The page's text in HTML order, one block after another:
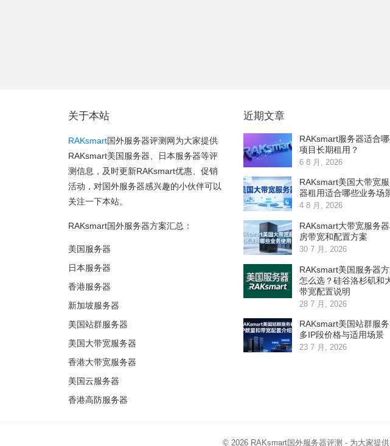
关于本站
RAKsmart国外服务器评测网为大家提供
RAKsmart美国服务器、日本服务器等评
测信息，及时更新RAKsmart优惠、促销
活动，对国外服务器感兴趣的小伙伴可以
关注一下本站。
RAKsmart国外服务器方案汇总：
美国服务器
日本服务器
香港服务器
新加坡服务器
美国站群服务器
美国大带宽服务器
香港大带宽服务器
美国云服务器
香港高防服务器
近期文章
RAKsmart服务器适合
项目长期租用？
6 8 月, 2026
RAKsmart美国大带宽
器租用适合哪些业务场
4 8 月, 2026
RAKsmart大带宽服务
房带宽和配置方案
30 7 月, 2026
RAKsmart美国服务器
怎么选？硅谷洛杉矶和
带宽配置说明
28 7 月, 2026
RAKsmart美国站群服
多IP段价格与适用场景
23 7 月, 2026
© 2026 RAKsmart国外服务器评测 - 为大家提